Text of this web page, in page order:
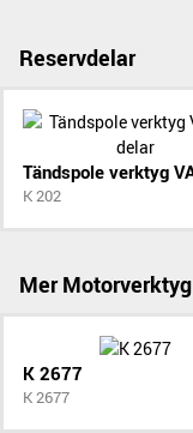
Reservdelar
K 202
Mer Motorverktyg
K 2677
K 2677